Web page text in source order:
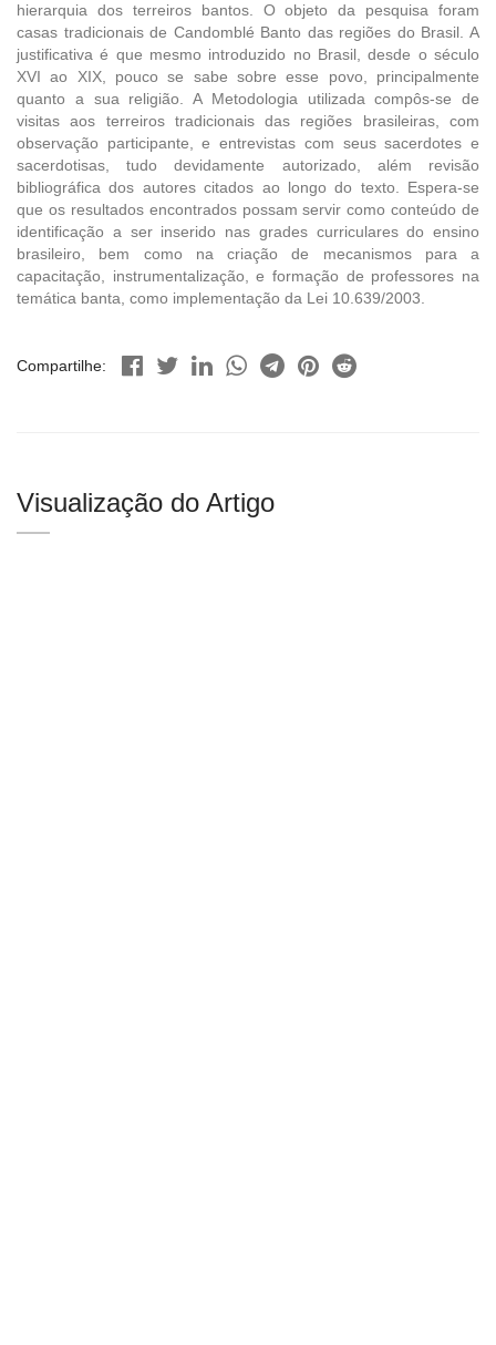
hierarquia dos terreiros bantos. O objeto da pesquisa foram
casas tradicionais de Candomblé Banto das regiões do Brasil. A
justificativa é que mesmo introduzido no Brasil, desde o século
XVI ao XIX, pouco se sabe sobre esse povo, principalmente
quanto a sua religião. A Metodologia utilizada compôs-se de
visitas aos terreiros tradicionais das regiões brasileiras, com
observação participante, e entrevistas com seus sacerdotes e
sacerdotisas, tudo devidamente autorizado, além revisão
bibliográfica dos autores citados ao longo do texto. Espera-se
que os resultados encontrados possam servir como conteúdo de
identificação a ser inserido nas grades curriculares do ensino
brasileiro, bem como na criação de mecanismos para a
capacitação, instrumentalização, e formação de professores na
temática banta, como implementação da Lei 10.639/2003.
Compartilhe:
Visualização do Artigo